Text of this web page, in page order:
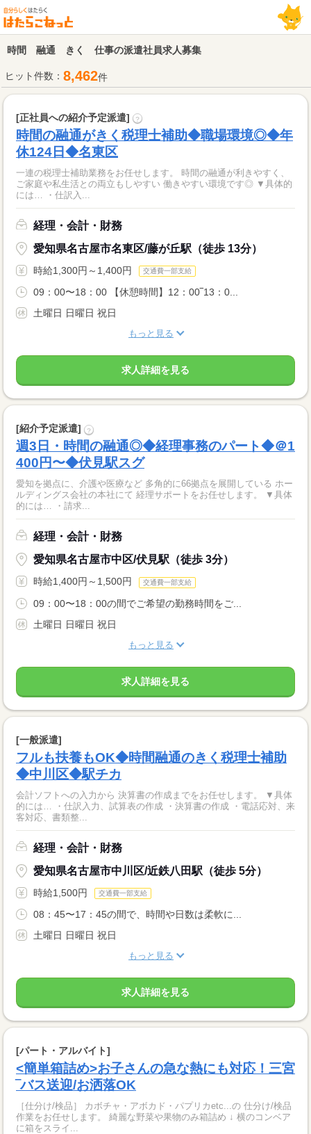
時間 融通 きく 仕事の派遣社員求人募集
ヒット件数： 8,462件
[正社員への紹介予定派遣] ?
時間の融通がきく税理士補助◆職場環境◎◆年
休124日◆名東区
一連の税理士補助業務をお任せします。 時間の融通が利きやすく、
ご家庭や私生活との両立もしやすい 働きやすい環境です◎ ▼具体的
には… ・仕訳入...
経理・会計・財務
愛知県名古屋市名東区/藤が丘駅（徒歩 13分）
時給1,300円～1,400円 交通費一部支給
09：00〜18：00 【休憩時間】12：00‾13：0...
土曜日 日曜日 祝日
もっと見る
求人詳細を見る
[紹介予定派遣] ?
週3日・時間の融通◎◆経理事務のパート◆＠1
400円〜◆伏見駅スグ
愛知を拠点に、介護や医療など 多角的に66拠点を展開している ホー
ルディングス会社の本社にて 経理サポートをお任せします。 ▼具体
的には… ・請求...
経理・会計・財務
愛知県名古屋市中区/伏見駅（徒歩 3分）
時給1,400円～1,500円 交通費一部支給
09：00〜18：00の間でご希望の勤務時間をご...
土曜日 日曜日 祝日
もっと見る
求人詳細を見る
[一般派遣]
フルも扶養もOK◆時間融通のきく税理士補助
◆中川区◆駅チカ
会計ソフトへの入力から 決算書の作成までをお任せします。 ▼具体
的には… ・仕訳入力、試算表の作成 ・決算書の作成 ・電話応対、来
客対応、書類整...
経理・会計・財務
愛知県名古屋市中川区/近鉄八田駅（徒歩 5分）
時給1,500円 交通費一部支給
08：45〜17：45の間で、時間や日数は柔軟に...
土曜日 日曜日 祝日
もっと見る
求人詳細を見る
[パート・アルバイト]
<簡単箱詰め>お子さんの急な熱にも対応！三宮
‾バス送迎/お洒落OK
［仕分け/検品］ カボチャ・アボカド・パプリカetc...の 仕分け/検品
作業をお任せします。 綺麗な野菜や果物のみ箱詰め ↓ 横のコンベア
に箱をスライ...